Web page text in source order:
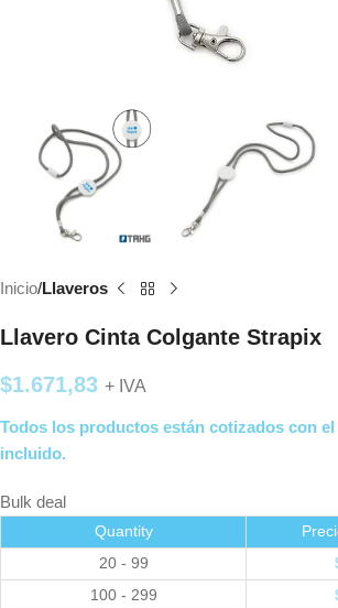
Inicio Llaveros
Llavero Cinta Colgante Strapix
$1.671,83 + IVA
Todos los productos están cotizados con
incluido.
Bulk deal
Quantity
20 - 99
100 - 299